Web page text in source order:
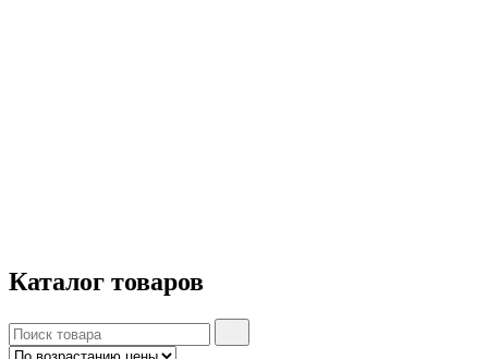
Каталог товаров